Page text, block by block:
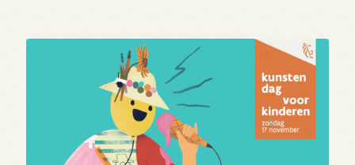
2018 ANTWERPEN
INFO@VEERMAN.BE